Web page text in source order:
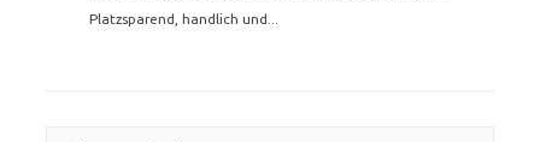
Platzsparend, handlich und...